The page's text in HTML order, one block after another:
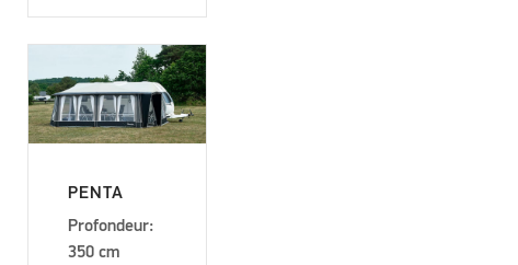
PENTA
Profondeur:
350 cm